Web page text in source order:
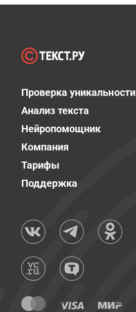
Проверка уникальности
Анализ текста
Нейропомощник
Компания
Тарифы
Поддержка